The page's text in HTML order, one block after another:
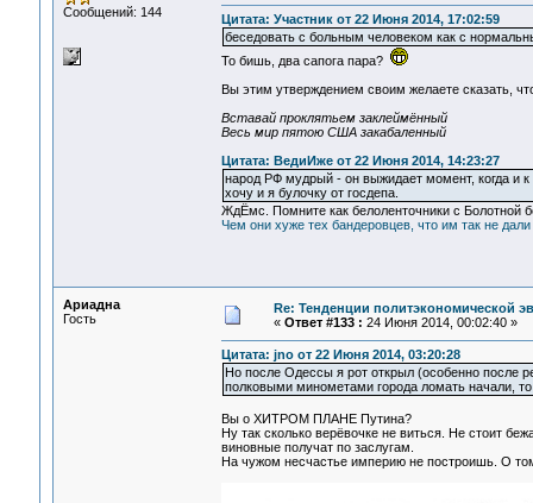
Сообщений: 144
Цитата: Участник от 22 Июня 2014, 17:02:59
беседовать с больным человеком как с
То бишь, два сапога пара?
Вы этим утверждением своим желаете сказать,
Вставай проклятьем заклеймённый
Весь мир пятою США закабаленный
Цитата: ВедиИже от 22 Июня 2014, 14:23:27
народ РФ мудрый - он выжидает момент, когда и
хочу и я булочку от госдепа.
ЖдЁмс. Помните как белоленточники с Болотной
Чем они хуже тех бандеровцев, что им так не
Ариадна
Гость
Re: Тенденции политэкономической
« Ответ #133 : 24 Июня 2014, 00:02:40 »
Цитата: jno от 22 Июня 2014, 03:20:28
Но после Одессы я рот открыл (особенно после
полковыми минометами города ломать начали,
Вы о ХИТРОМ ПЛАНЕ Путина?
Ну так сколько верёвочке не виться. Не стоит
виновные получат по заслугам.
На чужом несчастье империю не построишь. О